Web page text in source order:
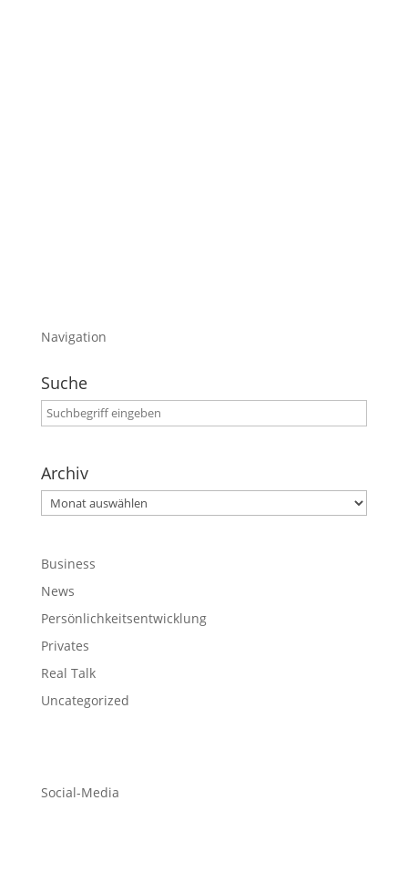
Navigation
Suche
Archiv
Archiv
Business
News
Persönlichkeitsentwicklung
Privates
Real Talk
Uncategorized
Social-Media